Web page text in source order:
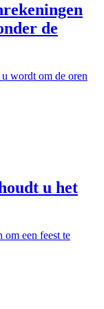
de
wordt om de oren
u het
om een feest te